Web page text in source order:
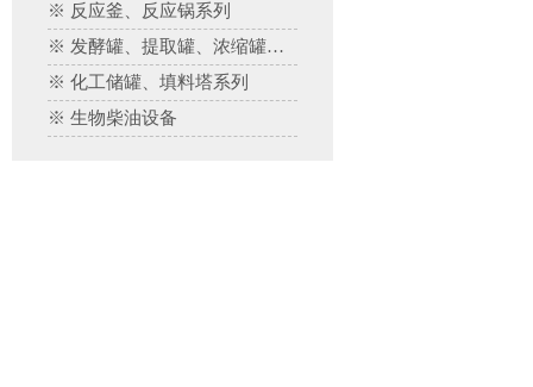
※ 反应釜、反应锅系列
※ 发酵罐、提取罐、浓缩罐系列
※ 化工储罐、填料塔系列
※ 生物柴油设备